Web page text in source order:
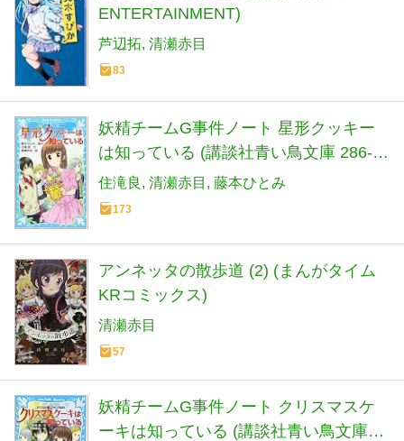
ENTERTAINMENT)
芦辺拓 清瀬赤目
83
妖精チームG事件ノート 星形クッキー
は知っている (講談社青い鳥文庫 286-
19 妖精チームG事件ノート)
住滝良 清瀬赤目 藤本ひとみ
173
アンネッタの散歩道 (2) (まんがタイム
KRコミックス)
清瀬赤目
57
妖精チームG事件ノート クリスマスケ
ーキは知っている (講談社青い鳥文庫